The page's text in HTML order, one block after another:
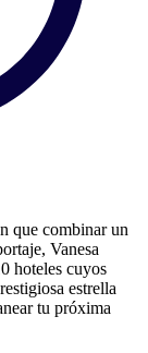
que combinar un
Vanesa
hoteles cuyos
estrella
tu próxima